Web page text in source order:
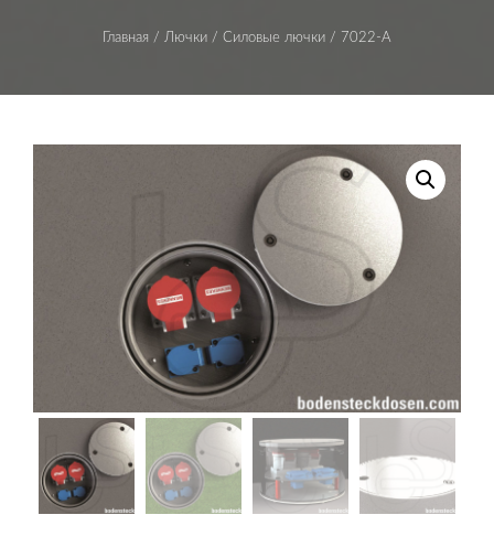
Главная / Лючки / Силовые лючки / 7022-A